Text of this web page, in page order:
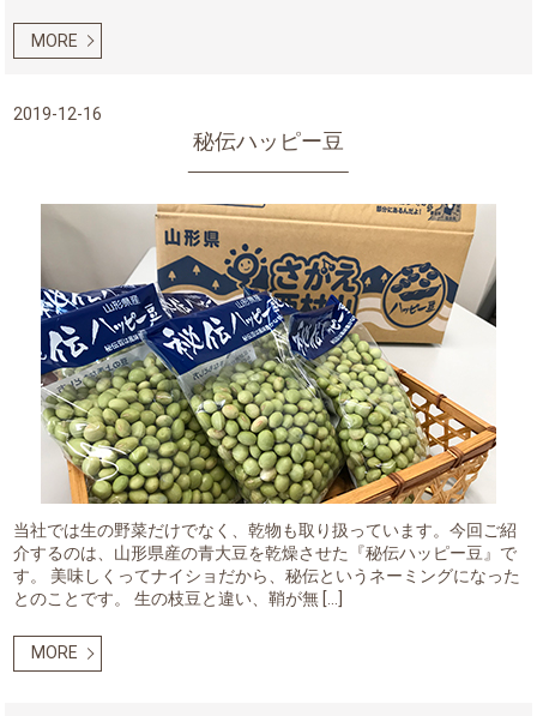
MORE
2019-12-16
秘伝ハッピー豆
当社では生の野菜だけでなく、乾物も取り扱っています。今回ご紹
介するのは、山形県産の青大豆を乾燥させた『秘伝ハッピー豆』で
す。 美味しくってナイショだから、秘伝というネーミングになった
とのことです。 生の枝豆と違い、鞘が無 […]
MORE